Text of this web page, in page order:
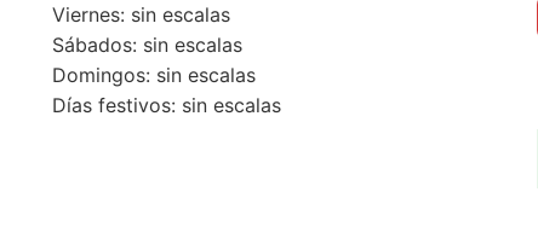
Viernes: sin escalas
Sábados: sin escalas
Domingos: sin escalas
Días festivos: sin escalas